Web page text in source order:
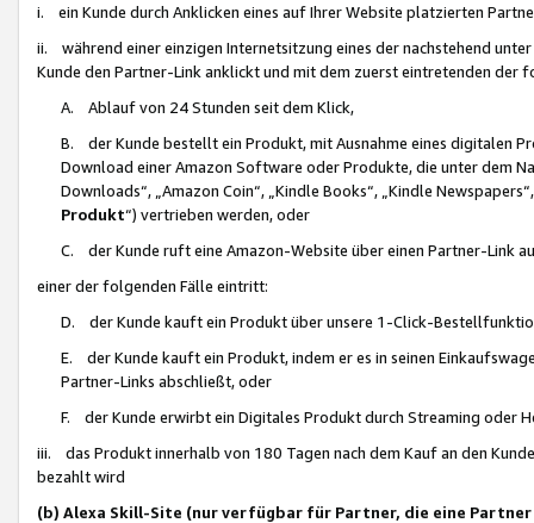
i. ein Kunde durch Anklicken eines auf Ihrer Website platzierten
ii. während einer einzigen Internetsitzung eines der nachstehend
Kunde den Partner-Link anklickt und mit dem zuerst eintretenden der
A. Ablauf von 24 Stunden seit dem Klick,
B. der Kunde bestellt ein Produkt, mit Ausnahme eines digitalen
Download einer Amazon Software oder Produkte, die unter dem
Downloads“, „Amazon Coin“, „Kindle Books“, „Kindle
Produkt“) vertrieben werden, oder
C. der Kunde ruft eine Amazon-Website über einen Partner-Link
einer der folgenden Fälle eintritt:
D. der Kunde kauft ein Produkt über unsere 1-Click-
E. der Kunde kauft ein Produkt, indem er es in seinen
Partner-Links abschließt, oder
F. der Kunde erwirbt ein Digitales Produkt durch Streaming oder
iii. das Produkt innerhalb von 180 Tagen nach dem Kauf an den
bezahlt wird
(b) Alexa Skill-Site (nur verfügbar für Partner, die eine